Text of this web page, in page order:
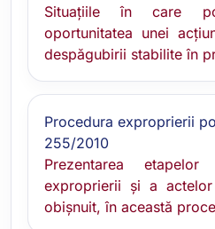
Situațiile în care
oportunitatea unei
despăgubirii stabilite în
Procedura exproprierii
255/2010
Prezentarea
exproprierii și a
obișnuit, în această